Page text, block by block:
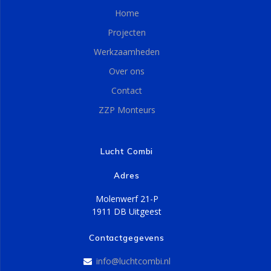
Home
Projecten
Werkzaamheden
Over ons
Contact
ZZP Monteurs
Lucht Combi
Adres
Molenwerf 21-P
1911 DB Uitgeest
Contactgegevens
info@luchtcombi.nl